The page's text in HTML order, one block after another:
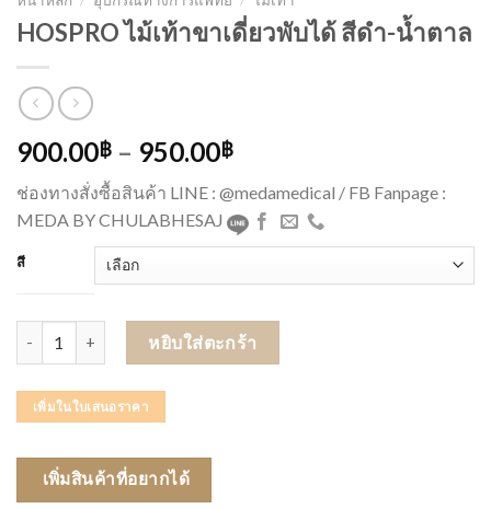
HOSPRO ไม้เท้าขาเดี่ยวพับได้ สีดำ-น้ำตาล
900.00฿ – 950.00฿
ช่องทางสั่งซื้อสินค้า LINE : @medamedical / FB Fanpage :
MEDA BY CHULABHESAJ
สี
จำนวน HOSPRO ไม้เท้าขาเดี่ยวพับได้ สีดำ-น้ำตาล ชิ้น
หยิบใส่ตะกร้า
เพิ่มในใบเสนอราคา
เพิ่มสินค้าที่อยากได้